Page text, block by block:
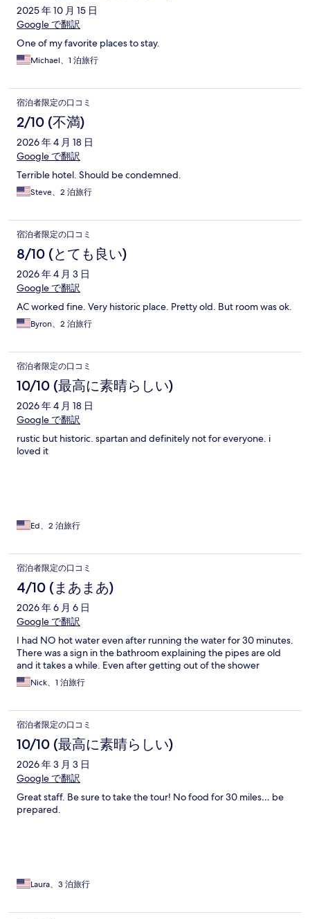
2025 年 10 月 15 日
Google で翻訳
One of my favorite places to stay.
Michael、1 泊旅行
宿泊者限定の口コミ
2/10 (不満)
2026 年 4 月 18 日
Google で翻訳
Terrible hotel. Should be condemned.
Steve、2 泊旅行
宿泊者限定の口コミ
8/10 (とても良い)
2026 年 4 月 3 日
Google で翻訳
AC worked fine. Very historic place. Pretty old. But room was ok.
Byron、2 泊旅行
宿泊者限定の口コミ
10/10 (最高に素晴らしい)
2026 年 4 月 18 日
Google で翻訳
rustic but historic. spartan and definitely not for everyone. i
loved it
Ed、2 泊旅行
宿泊者限定の口コミ
4/10 (まあまあ)
2026 年 6 月 6 日
Google で翻訳
I had NO hot water even after running the water for 30 minutes.
There was a sign in the bathroom explaining the pipes are old
and it takes a while. Even after getting out of the shower
Nick、1 泊旅行
宿泊者限定の口コミ
10/10 (最高に素晴らしい)
2026 年 3 月 3 日
Google で翻訳
Great staff. Be sure to take the tour! No food for 30 miles… be
prepared.
Laura、3 泊旅行